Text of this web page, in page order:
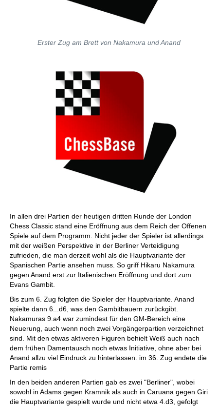
Erster Zug am Brett von Nakamura und Anand
In allen drei Partien der heutigen dritten Runde der London
Chess Classic stand eine Eröffnung aus dem Reich der Offenen
Spiele auf dem Programm. Nicht jeder der Spieler ist allerdings
mit der weißen Perspektive in der Berliner Verteidigung
zufrieden, die man derzeit wohl als die Hauptvariante der
Spanischen Partie ansehen muss. So griff Hikaru Nakamura
gegen Anand erst zur Italienischen Eröffnung und dort zum
Evans Gambit.
Bis zum 6. Zug folgten die Spieler der Hauptvariante. Anand
spielte dann 6...d6, was den Gambitbauern zurückgibt.
Nakamuras 9.a4 war zumindest für den GM-Bereich eine
Neuerung, auch wenn noch zwei Vorgängerpartien verzeichnet
sind. Mit den etwas aktiveren Figuren behielt Weiß auch nach
dem frühen Damentausch noch etwas Initiative, ohne aber bei
Anand allzu viel Eindruck zu hinterlassen. im 36. Zug endete die
Partie remis
In den beiden anderen Partien gab es zwei "Berliner", wobei
sowohl in Adams gegen Kramnik als auch in Caruana gegen Giri
die Hauptvariante gespielt wurde und nicht etwa 4.d3, gefolgt